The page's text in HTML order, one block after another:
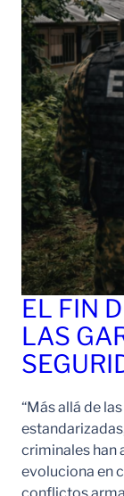
EL FIN
LAS
“Más allá de
criminales han
evoluciona en